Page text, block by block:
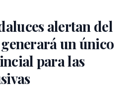
alertan del
un único
para las